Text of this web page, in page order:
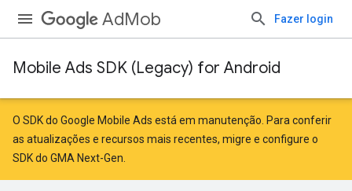
AdMob Fazer login
Mobile Ads SDK (Legacy) for Android
O SDK do Google Mobile Ads está em manutenção. Para conferir
as atualizações e recursos mais recentes, migre e configure o
SDK do GMA Next-Gen